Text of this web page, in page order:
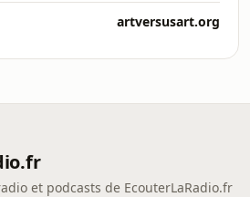
artversusart.org
et podcasts de EcouterLaRadio.fr